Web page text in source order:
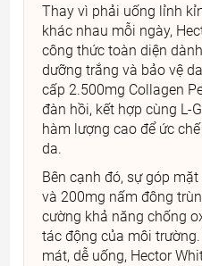
Thay vì phải uống lỉnh
khác nhau mỗi ngày,
công thức toàn diện
dưỡng trắng và bảo vệ
cấp 2.500mg Collagen
đàn hồi, kết hợp cùng L-
hàm lượng cao để ức
da.
Bên cạnh đó, sự góp
và 200mg nấm đông
cường khả năng chống
tác động của môi
mát, dễ uống, Hector